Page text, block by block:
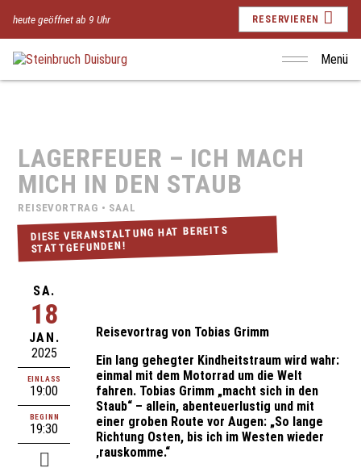
Menü
heute geöffnet ab 9 Uhr RESERVIEREN
LAGERFEUER – ICH MACH
MICH IN DEN STAUB
REISEVORTRAG • SAAL
DIESE VERANSTALTUNG HAT BEREITS
STATTGEFUNDEN!
SA.
18
JAN.
2025
EINLASS
19:00
BEGINN
19:30
Reisevortrag von Tobias Grimm
Ein lang gehegter Kindheitstraum wird wahr:
einmal mit dem Motorrad um die Welt
fahren. Tobias Grimm „macht sich in den
Staub“ – allein, abenteuerlustig und mit
einer groben Route vor Augen: „So lange
Richtung Osten, bis ich im Westen wieder
‚rauskomme.“